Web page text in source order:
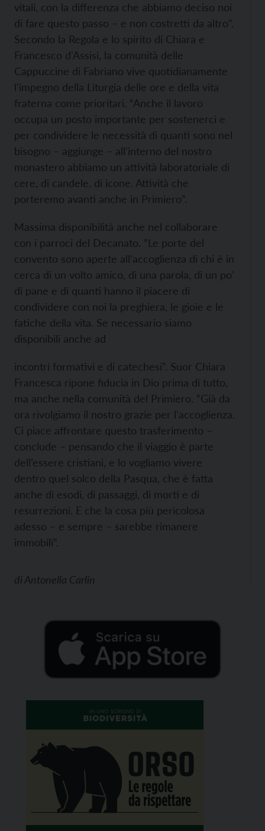
vitali, con la differenza che abbiamo deciso noi
di fare questo passo – e non costretti da altro”.
Secondo la Regola e lo spirito di Chiara e
Francesco d'Assisi, la comunità delle
Cappuccine di Fabriano vive quotidianamente
l'impegno della Liturgia delle ore e della vita
fraterna come prioritari. “Anche il lavoro
occupa un posto importante per sostenerci e
per condividere le necessità di quanti sono nel
bisogno – aggiunge – all'interno del nostro
monastero abbiamo un attività laboratoriale di
cere, di candele, di icone. Attività che
porteremo avanti anche in Primiero”.
Massima disponibilità anche nel collaborare
con i parroci del Decanato. “Le porte del
convento sono aperte all'accoglienza di chi è in
cerca di un volto amico, di una parola, di un po'
di pane e di quanti hanno il piacere di
condividere con noi la preghiera, le gioie e le
fatiche della vita. Se necessario siamo
disponibili anche ad
incontri formativi e di catechesi”. Suor Chiara
Francesca ripone fiducia in Dio prima di tutto,
ma anche nella comunità del Primiero. “Già da
ora rivolgiamo il nostro grazie per l'accoglienza.
Ci piace affrontare questo trasferimento –
conclude – pensando che il viaggio è parte
dell’essere cristiani, e lo vogliamo vivere
dentro quel solco della Pasqua, che è fatta
anche di esodi, di passaggi, di morti e di
resurrezioni. E che la cosa più pericolosa
adesso – e sempre – sarebbe rimanere
immobili”.
diAntonella Carlin